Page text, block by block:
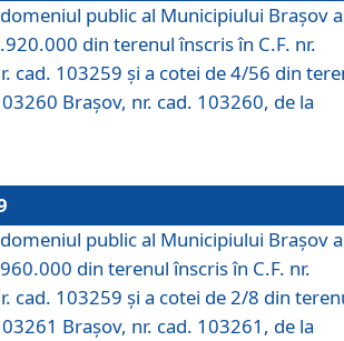
public al Municipiului Braşov a
din terenul înscris în C.F. nr.
cad. 103259 și a cotei de 4/56 din
Brașov, nr. cad. 103260, de la
public al Municipiului Braşov a
din terenul înscris în C.F. nr.
cad. 103259 și a cotei de 2/8 din
Brașov, nr. cad. 103261, de la